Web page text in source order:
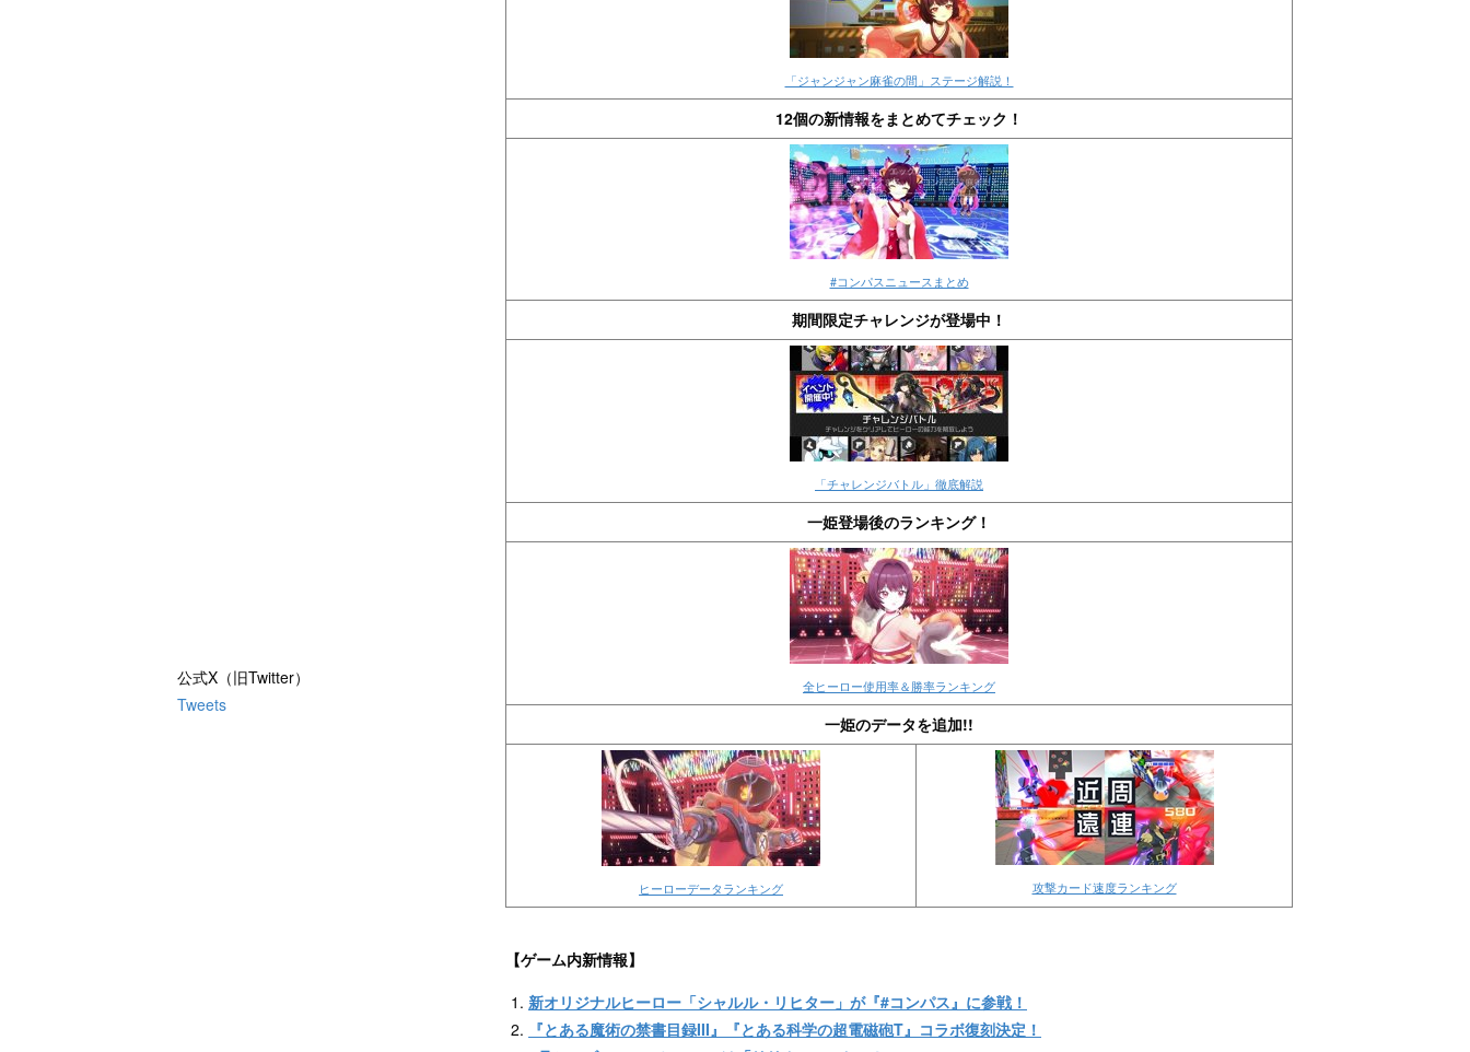
「ジャンジャン麻雀の間」ステージ解説！
12個の新情報をまとめてチェック！
#コンパスニュースまとめ
期間限定チャレンジが登場中！
「チャレンジバトル」徹底解説
一姫登場後のランキング！
全ヒーロー使用率＆勝率ランキング
一姫のデータを追加!!
ヒーローデータランキング 攻撃カード速度ランキング
【ゲーム内新情報】
新オリジナルヒーロー「シャルル・リヒター」が『#コンパス』に参戦！
『とある魔術の禁書目録III』『とある科学の超電磁砲T』コラボ復刻決定！
公式X（旧Twitter）
Tweets